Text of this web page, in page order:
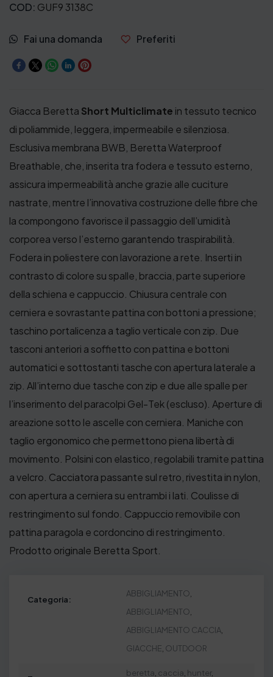
COD: GUF9 3138C
Fai una domanda Preferiti
Giacca Beretta Short Multiclimate in tessuto tecnico
di poliammide, leggera, impermeabile e silenziosa.
Esclusiva membrana BWB, Beretta Waterproof
Breathable, che, inserita tra fodera e tessuto esterno,
assicura impermeabilità anche grazie alle cuciture
nastrate, mentre l’innovativa costruzione delle fibre che
la compongono favorisce il passaggio dell’umidità
corporea verso l’esterno garantendo traspirabilità.
Fodera in poliestere con lavorazione a rete. Inserti in
contrasto di colore su spalle, braccia, parte superiore
della schiena e cappuccio. Chiusura centrale con
cerniera e sovrastante pattina con bottoni a pressione;
taschino portalicenza a taglio verticale con zip. Due
tasconi anteriori a soffietto con pattina e bottoni
automatici e sottostanti tasche con apertura laterale a
zip. All’interno due tasche con zip e due alle spalle per
l’inserimento del paracolpi Gel-Tek (escluso). Aperture di
areazione sotto le ascelle con cerniera. Maniche con
taglio ergonomico che permettono piena libertà di
movimento. Polsini con elastico, regolabili tramite pattina
a velcro. Cacciatora passante sul retro, rivestita in nylon,
con apertura a cerniera su entrambi i lati. Coulisse di
restringimento sul fondo. Cappuccio removibile con
pattina paragola e cordoncino di restringimento.
Prodotto originale Beretta Sport.
Categoria:
ABBIGLIAMENTO
ABBIGLIAMENTO
ABBIGLIAMENTO CACCIA,
GIACCHE OUTDOOR
beretta caccia hunter,